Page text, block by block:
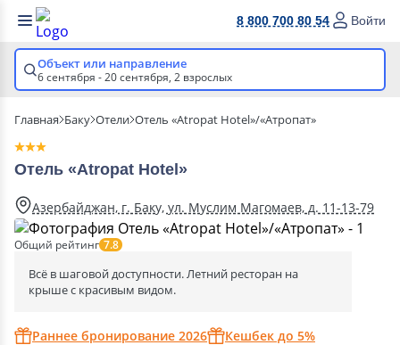
8 800 700 80 54 Войти
Объект или направление
6 сентября - 20 сентября, 2 взрослых
Главная Баку Отели Отель «Atropat Hotel»/«Атропат»
Отель «Atropat Hotel»
Азербайджан, г. Баку, ул. Муслим Магомаев, д. 11-13-79
Общий рейтинг 7.8
Всё в шаговой доступности. Летний ресторан на
крыше с красивым видом.
Раннее бронирование 2026
Кешбек до 5%